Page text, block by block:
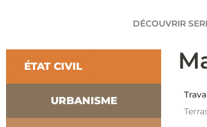
DÉCOUVRIR
ÉTAT CIVIL
URBANISME